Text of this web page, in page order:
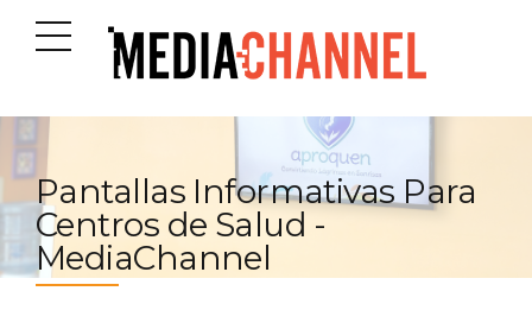
Pantallas Informativas Para
Centros de Salud -
MediaChannel